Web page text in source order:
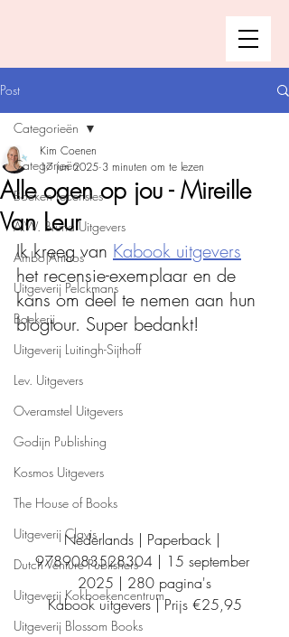
Post
Categorieën
Boeken recensies
A.W. Bruna Uitgevers
Ambo|Anthos
Uitgeverij Pelckmans
Boekerij
Uitgeverij Luitingh-Sijthoff
Lev. Uitgevers
Overamstel Uitgevers
Godijn Publishing
Kosmos Uitgevers
The House of Books
Uitgeverij Clavis
Dutch Venture Publishers
Uitgeverij Kokboekencentrum
Uitgeverij Blossom Books
Categorieën
Alle ogen op jou - Mireille
Van Leur
Kim Coenen
17 jun 2025 3 minuten om te lezen
Ik kreeg van Kabook uitgevers
het recensie-exemplaar en de
kans om deel te nemen aan hun
blogtour. Super bedankt!
Nederlands | Paperback |
9789083528304 | 15 september
2025 | 280 pagina's
Kabook uitgevers | Prijs €25,95